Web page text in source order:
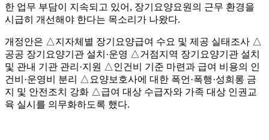
한 업무 부담이 지속되고 있어, 장기요양요원의 근무 환경을
시급히 개선해야 한다는 목소리가 나왔다.
개정안은 △지자체별 장기요양급여 수요 및 제공 실태조사 △
공공 장기요양기관 설치·운영 △거점지역 장기요양기관 설치
및 관내 기관 관리·지원 △인건비 기준 마련과 급여 비용의 인
건비·운영비 분리 △요양보호사에 대한 폭언·폭행·성희롱 금
지 및 안전조치 강화 △급여 대상 수급자와 가족 대상 인권교
육 실시를 의무화하도록 했다.